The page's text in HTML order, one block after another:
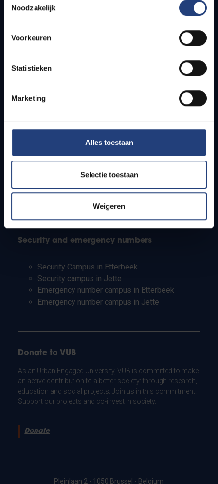
Noodzakelijk
Voorkeuren
Statistieken
Marketing
Alles toestaan
Selectie toestaan
Weigeren
Quick links
How to get to the VUB campuses
Students
PhD students
Teachers and secondary schools
Working students
Security and emergency numbers
Security Campus in Etterbeek
Security campus in Jette
Emergency number campus in Etterbeek
Emergency number campus in Jette
Donate to VUB
As an Urban Engaged University, VUB is committed to make
an active contribution to a better society: through research,
education and social projects. Join us in this commitment.
Support our projects and co-invest in society.
Donate
Pleinlaan 2 - 1050 Brussel - Belgium